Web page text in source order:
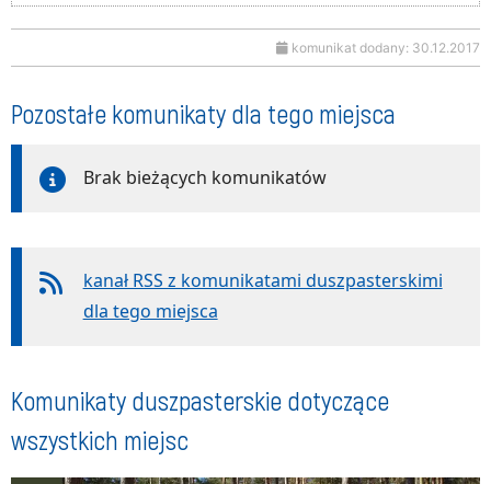
komunikat dodany: 30.12.2017
Pozostałe komunikaty dla tego miejsca
Brak bieżących komunikatów
kanał RSS z komunikatami duszpasterskimi
dla tego miejsca
Komunikaty duszpasterskie dotyczące
wszystkich miejsc